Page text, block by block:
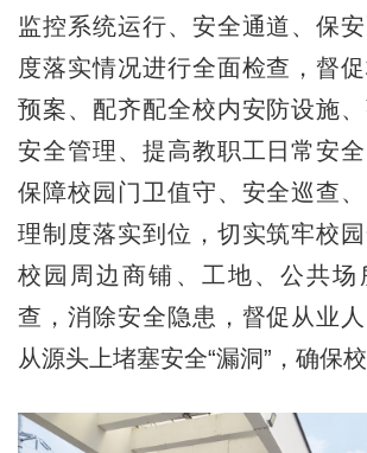
监控系统运行、安全通道、保
度落实情况进行全面检查，督
预案、配齐配全校内安防设施
安全管理、提高教职工日常安全
保障校园门卫值守、安全巡查
理制度落实到位，切实筑牢校
校园周边商铺、工地、公共场
查，消除安全隐患，督促从业人
从源头上堵塞安全“漏洞”，确保